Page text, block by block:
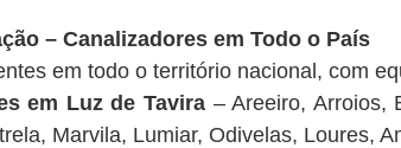
– Canalizadores em Todo o País
em todo o território nacional, com
em Luz de Tavira – Areeiro, Arroios,
Marvila, Lumiar, Odivelas, Loures,